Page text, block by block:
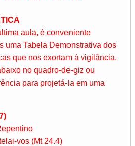
aula, é conveniente
uma Tabela Demonstrativa dos
que nos exortam à vigilância.
no quadro-de-giz ou
para projetá-la em uma
vos (Mt 24.4)